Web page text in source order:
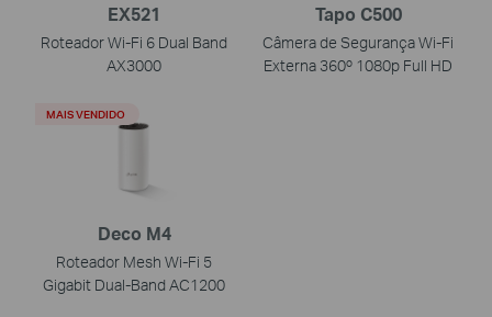
EX521
Roteador Wi-Fi 6 Dual Band
AX3000
Tapo C500
Câmera de Segurança Wi-Fi
Externa 360º 1080p Full HD
Deco M4
Roteador Mesh Wi-Fi 5
Gigabit Dual-Band AC1200
MAIS VENDIDO